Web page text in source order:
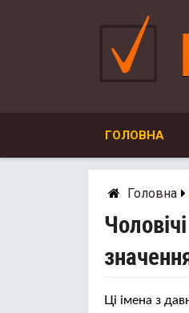
ГОЛОВНА
Головна
Ці імена з